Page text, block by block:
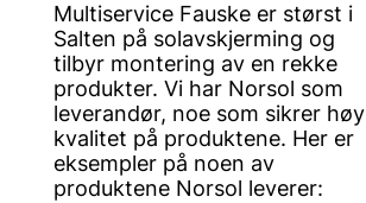
Multiservice Fauske er størst i
Salten på solavskjerming og
tilbyr montering av en rekke
produkter. Vi har Norsol som
leverandør, noe som sikrer høy
kvalitet på produktene. Her er
eksempler på noen av
produktene Norsol leverer: